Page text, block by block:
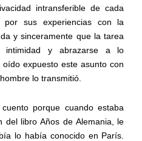
intransferible de cada
por sus experiencias con la
y sinceramente que la tarea
intimidad y abrazarse a lo
expuesto este asunto con
lo transmitió.
porque cuando estaba
del libro Años de Alemania, le
lo había conocido en París.